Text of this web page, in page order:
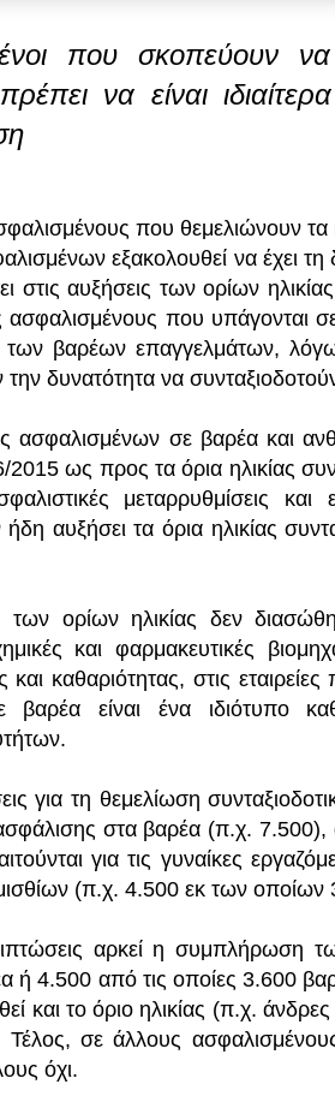
που σκοπεύουν να
να είναι
που θεμελιώνουν τα
εξακολουθεί να έχει τη
στις αυξήσεις των ορίων
ασφαλισμένους που υπάγονται
των βαρέων επαγγελμάτων,
την δυνατότητα να
ασφαλισμένων σε βαρέα και
ως προς τα όρια ηλικίας
μεταρρυθμίσεις
αυξήσει τα όρια ηλικίας
ορίων ηλικίας δεν
και φαρμακευτικές
και καθαριότητας, στις
είναι ένα ιδιότυπο
για τη θεμελίωση
στα βαρέα (π.χ. 7.500),
για τις γυναίκες
(π.χ. 4.500 εκ των
αρκεί η συμπλήρωση
ή 4.500 από τις οποίες 3.600
και το όριο ηλικίας (π.χ.
Τέλος, σε άλλους
όχι.